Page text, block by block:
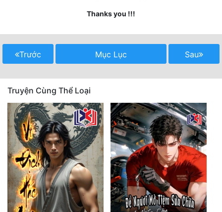
Học Đường
Khoa Huyễn
Kinh Dị
Kiếm Hiệp
Kỳ Huyễn
Kỳ Ảo
Linh Dị
Làm Giàu
Thanks you !!!
Trước Mục Lục Sau
Truyện Cùng Thể Loại